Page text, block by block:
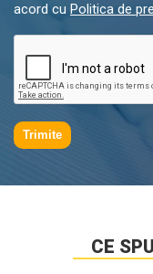
acord cu Politica de
Trimite
CE